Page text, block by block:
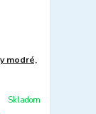
modré,
Skladom